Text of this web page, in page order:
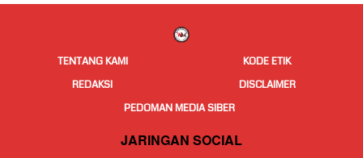
TENTANG KAMI
KODE ETIK
REDAKSI
DISCLAIMER
PEDOMAN MEDIA SIBER
JARINGAN SOCIAL